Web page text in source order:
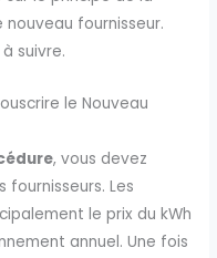
fournisseur.
suivre.
le Nouveau
, vous devez
Les
le prix du kWh
annuel. Une fois